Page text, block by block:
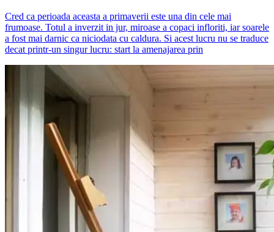
Cred ca perioada aceasta a primaverii este una din cele mai
frumoase. Totul a inverzit in jur, miroase a copaci infloriti, iar soarele
a fost mai darnic ca niciodata cu caldura. Si acest lucru nu se traduce
decat printr-un singur lucru: start la amenajarea prin